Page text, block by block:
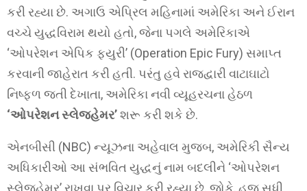
કરી રહ્યા છે. અગાઉ એપ્રિલ મહિનામાં અમેરિકા અને ઈરાન
વચ્ચે યુદ્ધવિરામ થયો હતો, જેના પગલે અમેરિકાએ
‘ઓપરેશન એપિક ફ્યુરી’ (Operation Epic Fury) સમાપ્ત
કરવાની જાહેરાત કરી હતી. પરંતુ હવે રાજદ્વારી વાટાઘાટો
નિષ્ફળ જતી દેખાતા, અમેરિકા નવી વ્યૂહરચના હેઠળ
‘ઓપરેશન સ્લેજહેમર’શરૂ કરી શકે છે.
એનબીસી (NBC) ન્યૂઝના અહેવાલ મુજબ, અમેરિકી સૈન્ય
અધિકારીઓ આ સંભવિત યુદ્ધનું નામ બદલીને ‘ઓપરેશન